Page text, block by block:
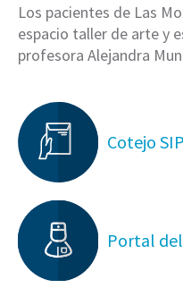
Los pacientes de Las
espacio taller de arte y
profesora Alejandra
Cotejo
Portal